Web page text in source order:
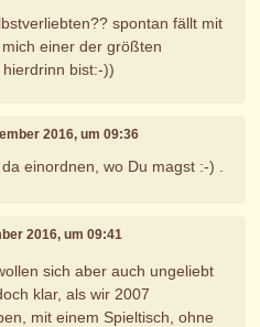
spontan fällt mit
einer der größten
bist:-))
2016, um 09:36
einordnen, wo Du magst :-) .
2016, um 09:41
sich aber auch ungeliebt
klar, als wir 2007
mit einem Spieltisch, ohne